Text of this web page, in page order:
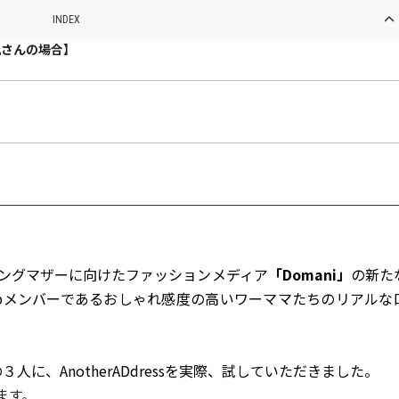
INDEX
んの場合】
グマザーに向けたファッションメディア 「Domani」 の新た
ンバーであるおしゃれ感度の高いワーママたちのリアルな
人に、AnotherADdressを実際、試していただきました。
。